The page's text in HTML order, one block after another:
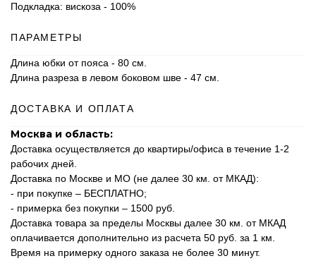
Подкладка: вискоза - 100%
ПАРАМЕТРЫ
Длина юбки от пояса - 80 см.
Длина разреза в левом боковом шве - 47 см.
ДОСТАВКА И ОПЛАТА
Москва и область:
Доставка осуществляется до квартиры/офиса в течение 1-2
рабочих дней.
Доставка по Москве и МО (не далее 30 км. от МКАД):
- при покупке – БЕСПЛАТНО;
- примерка без покупки – 1500 руб.
Доставка товара за пределы Москвы далее 30 км. от МКАД
оплачивается дополнительно из расчета 50 руб. за 1 км.
Время на примерку одного заказа не более 30 минут.